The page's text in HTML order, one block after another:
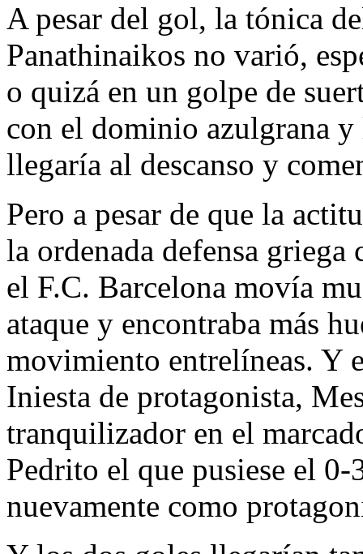
A pesar del gol, la tónica
Panathinaikos no varió,
o quizá en un golpe de
con el dominio azulgrana
llegaría al descanso y
Pero a pesar de que la
la ordenada defensa griega
el F.C. Barcelona movía
ataque y encontraba más
movimiento entrelíneas. Y
Iniesta de protagonista,
tranquilizador en el
Pedrito el que pusiese el
nuevamente como